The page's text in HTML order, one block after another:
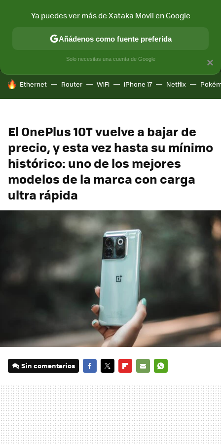
MÓVIL Y SOCIEDAD APLICACIONES
HOY SE HABLA DE
Ethernet Router WiFi iPhone 17 Netflix
El OnePlus 10T vuelve a bajar de
precio, y esta vez hasta su mínimo
histórico: uno de los mejores
modelos de la marca con carga
ultra rápida
Sin comentarios
MAIL
×
Ya puedes ver más de Xataka Movil en Google
Añádenos como fuente preferida
Solo necesitas una cuenta de Google